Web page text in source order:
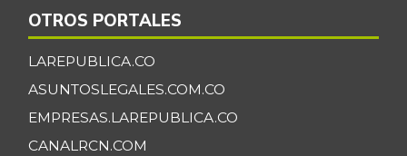
OTROS PORTALES
LAREPUBLICA.CO
ASUNTOSLEGALES.COM.CO
EMPRESAS.LAREPUBLICA.CO
CANALRCN.COM